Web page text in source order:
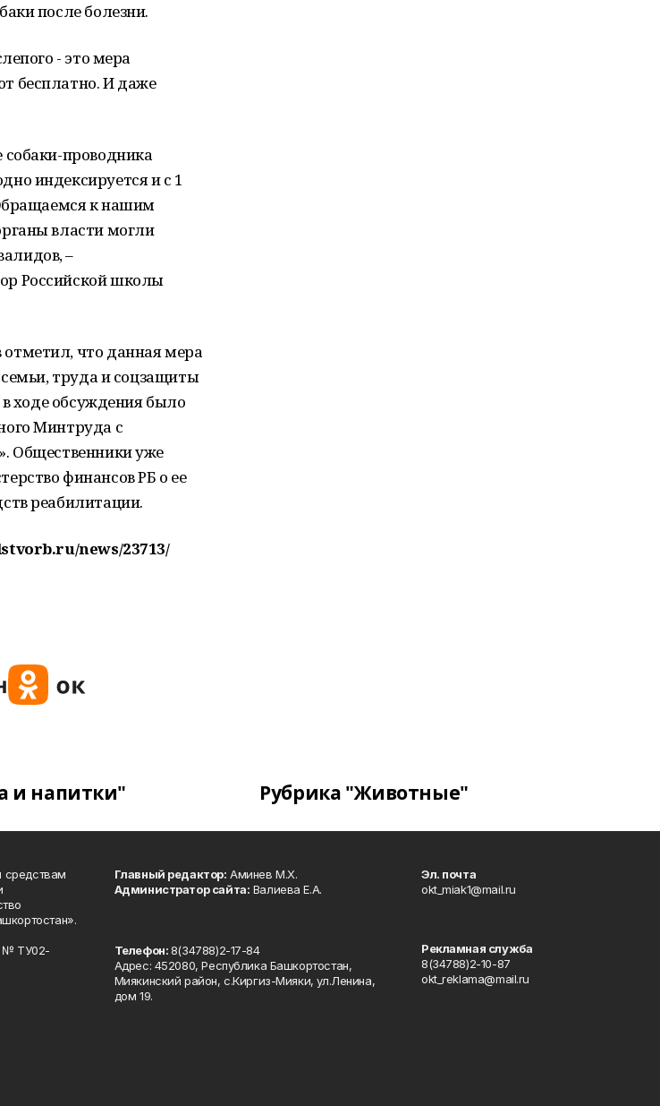
после болезни.
- это мера
бесплатно. И даже
проводника
индексируется и с 1
к нашим
власти могли
–
Российской школы
что данная мера
труда и соцзащиты
ходе обсуждения было
Минтруда с
Общественники уже
финансов РБ о ее
реабилитации.
news/23713/
и напитки" Рубрика "Животные"
средствам
№ ТУ02-
Главный редактор: Аминев М.Х.
Администратор сайта: Валиева Е.А.
Телефон:8(34788)2-17-84
Адрес: 452080, Республика Башкортостан,
Миякинский район, с.Киргиз-Мияки, ул.Ленина,
дом 19.
Эл. почта
okt_miak1@mail.ru
Рекламная служба
8(34788)2-10-87
okt_reklama@mail.ru